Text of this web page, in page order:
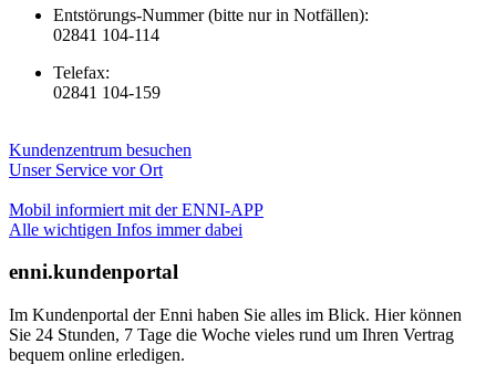
Entstörungs-Nummer (bitte nur in Notfällen):
02841 104-114
Telefax:
02841 104-159
Kundenzentrum besuchen
Unser Service vor Ort
Mobil informiert mit der ENNI-APP
Alle wichtigen Infos immer dabei
enni.kundenportal
Im Kundenportal der Enni haben Sie alles im Blick. Hier können
Sie 24 Stunden, 7 Tage die Woche vieles rund um Ihren Vertrag
bequem online erledigen.